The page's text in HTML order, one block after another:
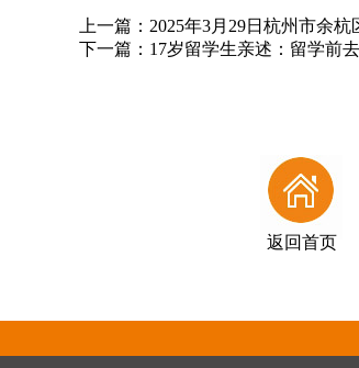
上一篇： 2025年3月29日杭州市余
下一篇： 17岁留学生亲述：留学前
返回首页